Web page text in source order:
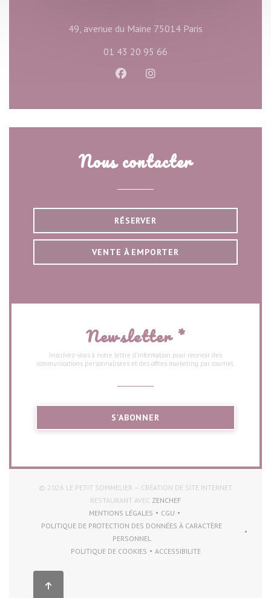
49, avenue du Maine 75014 Paris
01 43 20 95 66
Facebook ((ouvre une nouvelle
Instagram ((ouvre une
Nous contacter
RÉSERVER
VENTE À EMPORTER
Newsletter *
Inscrivez-vous à notre lettre d'information pour recevoir des
communications personnalisées et des offres marketing par courriel.
S'ABONNER
© 2026 LE PETIT SOMMELIER — CRÉATION DE SITE INTERNET
RESTAURANT AVEC ZENCHEF((OUVRE UNE NOUVELLE
MENTIONS LÉGALES
((OUVRE UNE NOUVELLE FENÊTRE))
CGU
((OUVRE UNE NOUVELLE
POLITIQUE DE PROTECTION DES DONNÉES À CARACTÈRE
PERSONNEL((OUVRE UNE NOUVELLE FENÊTRE))
POLITIQUE DE COOKIES
((OUVRE UNE NOUVELLE FENÊTRE))
ACCESSIBILITE
((OUVRE UNE NOUVELLE